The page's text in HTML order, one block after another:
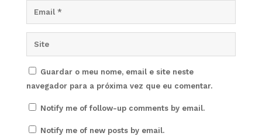
Guardar o meu nome, email e site neste
navegador para a próxima vez que eu comentar.
Notify me of follow-up comments by email.
Notify me of new posts by email.